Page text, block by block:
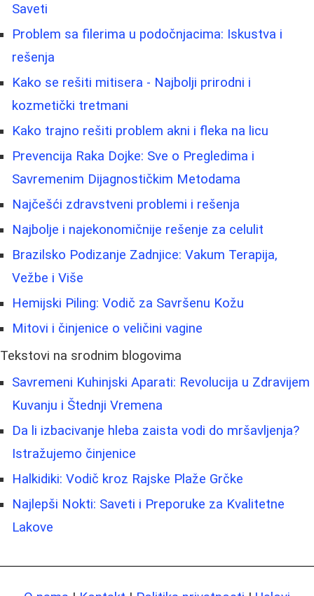
Saveti
Problem sa filerima u podočnjacima: Iskustva i
rešenja
Kako se rešiti mitisera - Najbolji prirodni i
kozmetički tretmani
Kako trajno rešiti problem akni i fleka na licu
Prevencija Raka Dojke: Sve o Pregledima i
Savremenim Dijagnostičkim Metodama
Najčešći zdravstveni problemi i rešenja
Najbolje i najekonomičnije rešenje za celulit
Brazilsko Podizanje Zadnjice: Vakum Terapija,
Vežbe i Više
Hemijski Piling: Vodič za Savršenu Kožu
Mitovi i činjenice o veličini vagine
Tekstovi na srodnim blogovima
Savremeni Kuhinjski Aparati: Revolucija u Zdravijem
Kuvanju i Štednji Vremena
Da li izbacivanje hleba zaista vodi do mršavljenja?
Istražujemo činjenice
Halkidiki: Vodič kroz Rajske Plaže Grčke
Najlepši Nokti: Saveti i Preporuke za Kvalitetne
Lakove